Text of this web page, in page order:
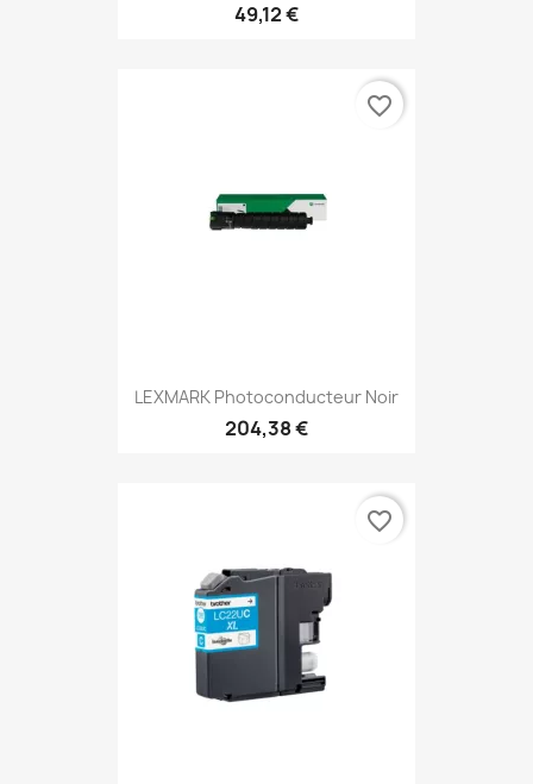
49,12 €
LEXMARK Photoconducteur Noir
204,38 €
favorite_border
favorite_border